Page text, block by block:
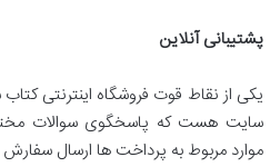
پشتیبانی آنلاین
یکی از نقاط قوت فروشگاه اینترنتی
سایت هست که پاسخگوی سوالات
موارد مربوط به پرداخت ها ارسال